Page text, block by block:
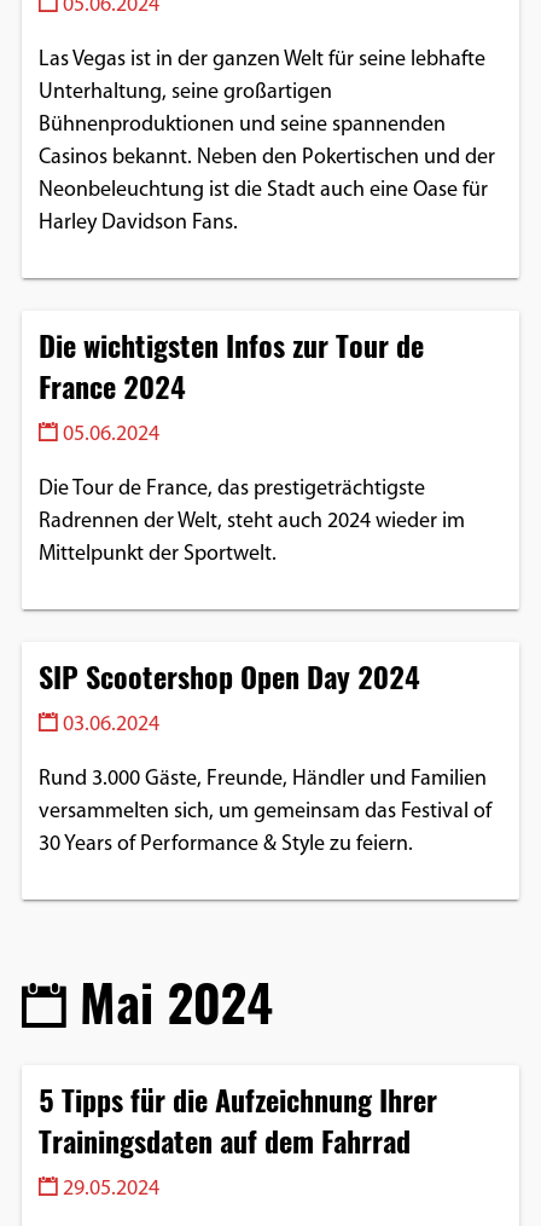
05.06.2024
Las Vegas ist in der ganzen Welt für seine lebhafte
Unterhaltung, seine großartigen
Bühnenproduktionen und seine spannenden
Casinos bekannt. Neben den Pokertischen und der
Neonbeleuchtung ist die Stadt auch eine Oase für
Harley Davidson Fans.
Die wichtigsten Infos zur Tour de
France 2024
05.06.2024
Die Tour de France, das prestigeträchtigste
Radrennen der Welt, steht auch 2024 wieder im
Mittelpunkt der Sportwelt.
SIP Scootershop Open Day 2024
03.06.2024
Rund 3.000 Gäste, Freunde, Händler und Familien
versammelten sich, um gemeinsam das Festival of
30 Years of Performance & Style zu feiern.
Mai 2024
5 Tipps für die Aufzeichnung Ihrer
Trainingsdaten auf dem Fahrrad
29.05.2024